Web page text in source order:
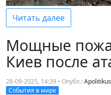
Читать далее
Мощные
Киев после
28-09-2025, 14:39 • Опубл.:Apolitikus
События в мире